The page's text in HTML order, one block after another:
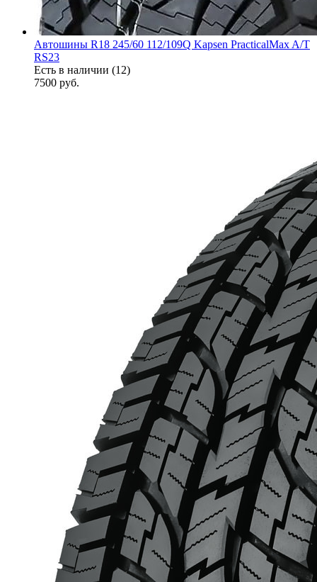
Автошины R18 245/60 112/109Q Kapsen PracticalMax A/T
RS23
Есть в наличии (12)
7500 руб.